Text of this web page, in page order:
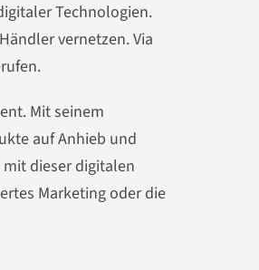
Technologien.
vernetzen. Via
Mit seinem
auf Anhieb und
dieser digitalen
Marketing oder die